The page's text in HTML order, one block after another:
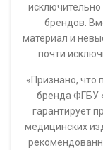
брендов.
материал и
почти
«Признано, что
бренда ФГБУ
гарантирует
медицинских